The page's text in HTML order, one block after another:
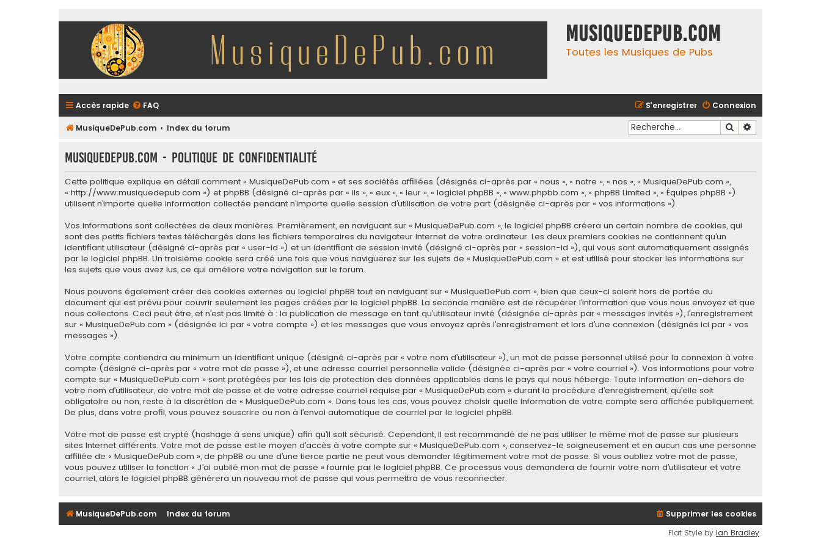
MusiqueDePub.com
Toutes les Musiques de Pubs
Accès rapide FAQ Connexion
S’enregistrer
MusiqueDePub.com Index du forum Rechercher
MusiqueDePub.com - Politique de confidentialité
Cette politique explique en détail comment « MusiqueDePub.com » et ses sociétés affiliées (désignés ci-après par « nous », « notre », « nos », « MusiqueDePub.com »,
« http://www.musiquedepub.com ») et phpBB (désigné ci-après par « ils », « eux », « leur », « logiciel phpBB », « www.phpbb.com », « phpBB Limited », « Équipes phpBB »)
utilisent n’importe quelle information collectée pendant n’importe quelle session d’utilisation de votre part (désignée ci-après par « vos informations »).
Vos informations sont collectées de deux manières. Premièrement, en naviguant sur « MusiqueDePub.com », le logiciel phpBB créera un certain nombre de cookies, qui
sont des petits fichiers textes téléchargés dans les fichiers temporaires du navigateur Internet de votre ordinateur. Les deux premiers cookies ne contiennent qu’un
identifiant utilisateur (désigné ci-après par « user-id ») et un identifiant de session invité (désigné ci-après par « session-id »), qui vous sont automatiquement assignés
par le logiciel phpBB. Un troisième cookie sera créé une fois que vous naviguerez sur les sujets de « MusiqueDePub.com » et est utilisé pour stocker les informations sur
les sujets que vous avez lus, ce qui améliore votre navigation sur le forum.
Nous pouvons également créer des cookies externes au logiciel phpBB tout en naviguant sur « MusiqueDePub.com », bien que ceux-ci soient hors de portée du
document qui est prévu pour couvrir seulement les pages créées par le logiciel phpBB. La seconde manière est de récupérer l’information que vous nous envoyez et que
nous collectons. Ceci peut être, et n’est pas limité à : la publication de message en tant qu’utilisateur invité (désignée ci-après par « messages invités »), l’enregistrement
sur « MusiqueDePub.com » (désignée ici par « votre compte ») et les messages que vous envoyez après l’enregistrement et lors d’une connexion (désignés ici par « vos
messages »).
Votre compte contiendra au minimum un identifiant unique (désigné ci-après par « votre nom d’utilisateur »), un mot de passe personnel utilisé pour la connexion à votre
compte (désigné ci-après par « votre mot de passe »), et une adresse courriel personnelle valide (désignée ci-après par « votre courriel »). Vos informations pour votre
compte sur « MusiqueDePub.com » sont protégées par les lois de protection des données applicables dans le pays qui nous héberge. Toute information en-dehors de
votre nom d’utilisateur, de votre mot de passe et de votre adresse courriel requise par « MusiqueDePub.com » durant la procédure d’enregistrement, qu’elle soit
obligatoire ou non, reste à la discrétion de « MusiqueDePub.com ». Dans tous les cas, vous pouvez choisir quelle information de votre compte sera affichée publiquement.
De plus, dans votre profil, vous pouvez souscrire ou non à l’envoi automatique de courriel par le logiciel phpBB.
Votre mot de passe est crypté (hashage à sens unique) afin qu’il soit sécurisé. Cependant, il est recommandé de ne pas utiliser le même mot de passe sur plusieurs
sites Internet différents. Votre mot de passe est le moyen d’accès à votre compte sur « MusiqueDePub.com », conservez-le soigneusement et en aucun cas une personne
affiliée de « MusiqueDePub.com », de phpBB ou une d’une tierce partie ne peut vous demander légitimement votre mot de passe. Si vous oubliez votre mot de passe,
vous pouvez utiliser la fonction « J’ai oublié mon mot de passe » fournie par le logiciel phpBB. Ce processus vous demandera de fournir votre nom d’utilisateur et votre
courriel, alors le logiciel phpBB générera un nouveau mot de passe qui vous permettra de vous reconnecter.
MusiqueDePub.com Index du forum
Supprimer les cookies
Flat Style by Ian Bradley